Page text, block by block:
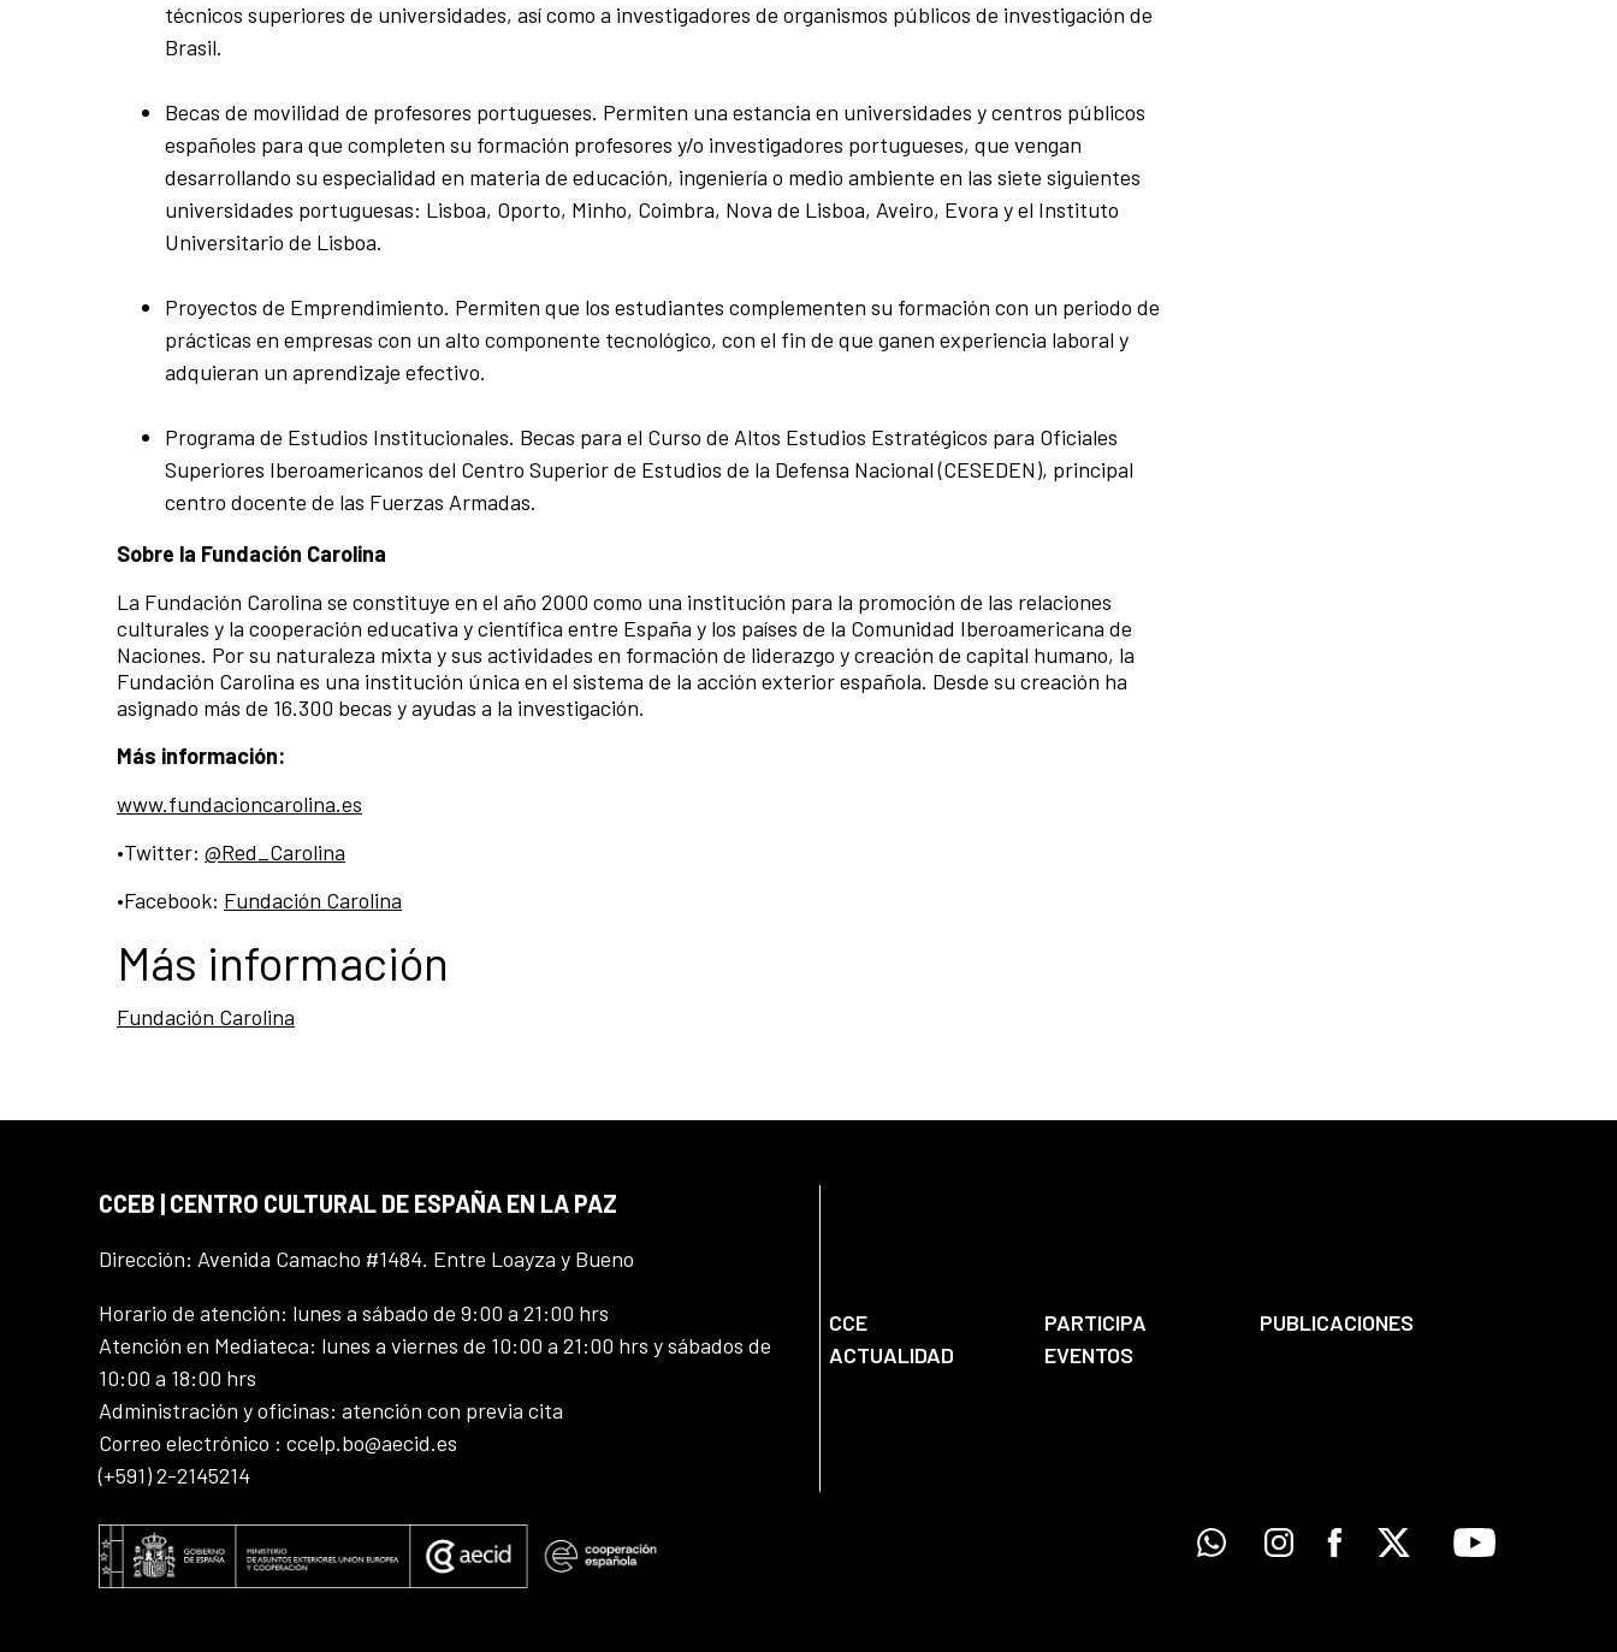
técnicos superiores de universidades, así como a investigadores de organismos públicos de investigación de
Brasil.
Becas de movilidad de profesores portugueses. Permiten una estancia en universidades y centros públicos
españoles para que completen su formación profesores y/o investigadores portugueses, que vengan
desarrollando su especialidad en materia de educación, ingeniería o medio ambiente en las siete siguientes
universidades portuguesas: Lisboa, Oporto, Minho, Coimbra, Nova de Lisboa, Aveiro, Evora y el Instituto
Universitario de Lisboa.
Proyectos de Emprendimiento. Permiten que los estudiantes complementen su formación con un periodo de
prácticas en empresas con un alto componente tecnológico, con el fin de que ganen experiencia laboral y
adquieran un aprendizaje efectivo.
Programa de Estudios Institucionales. Becas para el Curso de Altos Estudios Estratégicos para Oficiales
Superiores Iberoamericanos del Centro Superior de Estudios de la Defensa Nacional (CESEDEN), principal
centro docente de las Fuerzas Armadas.
Sobre la Fundación Carolina
La Fundación Carolina se constituye en el año 2000 como una institución para la promoción de las relaciones
culturales y la cooperación educativa y científica entre España y los países de la Comunidad Iberoamericana de
Naciones. Por su naturaleza mixta y sus actividades en formación de liderazgo y creación de capital humano, la
Fundación Carolina es una institución única en el sistema de la acción exterior española. Desde su creación ha
asignado más de 16.300 becas y ayudas a la investigación.
Más información:
www.fundacioncarolina.es
•Twitter: @Red_Carolina
•Facebook: Fundación Carolina
Más información
Fundación Carolina
CCEB | CENTRO CULTURAL DE ESPAÑA EN LA PAZ
Dirección: Avenida Camacho #1484. Entre Loayza y Bueno
Horario de atención: lunes a sábado de 9:00 a 21:00 hrs
Atención en Mediateca: lunes a viernes de 10:00 a 21:00 hrs y sábados de
10:00 a 18:00 hrs
Administración y oficinas: atención con previa cita
Correo electrónico : ccelp.bo@aecid.es
(+591) 2-2145214
CCE PARTICIPA
PUBLICACIONES
ACTUALIDAD
EVENTOS
WhatsappInstagramFacebook
X Youtube